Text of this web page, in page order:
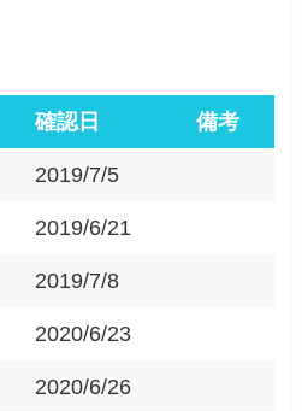
確認日 備考
2019/7/5
2019/6/21
2019/7/8
2020/6/23
2020/6/26